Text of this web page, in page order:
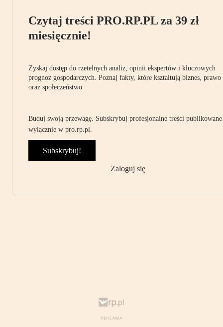
Czytaj treści PRO.RP.PL za 39 zł
miesięcznie!
Zyskaj dostęp do rzetelnych analiz, opinii ekspertów i kluczowych
prognoz gospodarczych. Poznaj fakty, które kształtują biznes, prawo
oraz społeczeństwo.
Buduj swoją przewagę. Subskrybuj profesjonalne treści publikowane
wyłącznie w pro.rp.pl.
Subskrybuj!
Zaloguj się